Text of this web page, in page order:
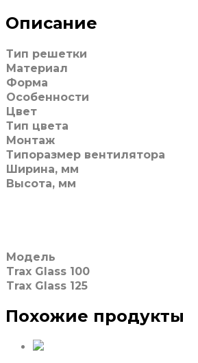
Описание
Тип решетки
Материал
Форма
Особенности
Цвет
Тип цвета
Монтаж
Типоразмер вентилятора
Ширина, мм
Высота, мм
Модель
Trax Glass 100
Trax Glass 125
Похожие продукты